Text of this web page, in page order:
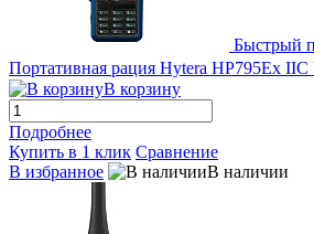
Быстрый
Портативная рация Hytera HP795Ex
В корзину
Подробнее
Купить в 1 клик Сравнение
В избранное
В наличии